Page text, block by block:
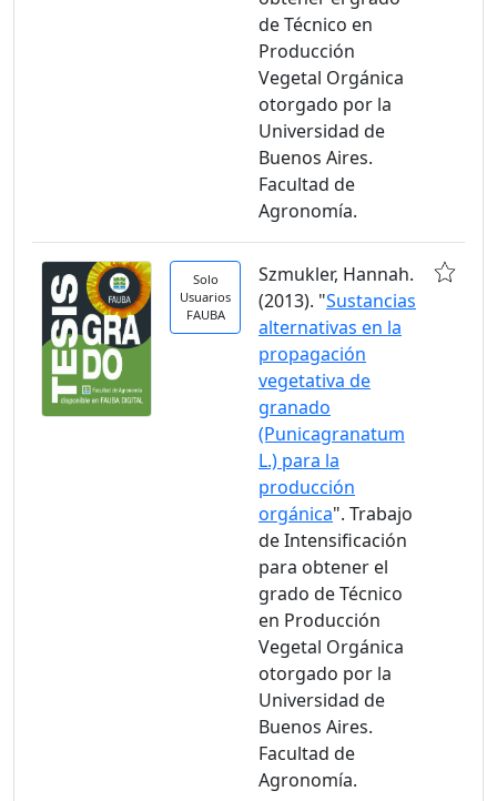
de Técnico en
Producción
Vegetal Orgánica
otorgado por la
Universidad de
Buenos Aires.
Facultad de
Agronomía.
Solo
Usuarios
FAUBA
Szmukler, Hannah.
(2013). "Sustancias
alternativas en la
propagación
vegetativa de
granado
(Punicagranatum
L.) para la
producción
orgánica". Trabajo
de Intensificación
para obtener el
grado de Técnico
en Producción
Vegetal Orgánica
otorgado por la
Universidad de
Buenos Aires.
Facultad de
Agronomía.